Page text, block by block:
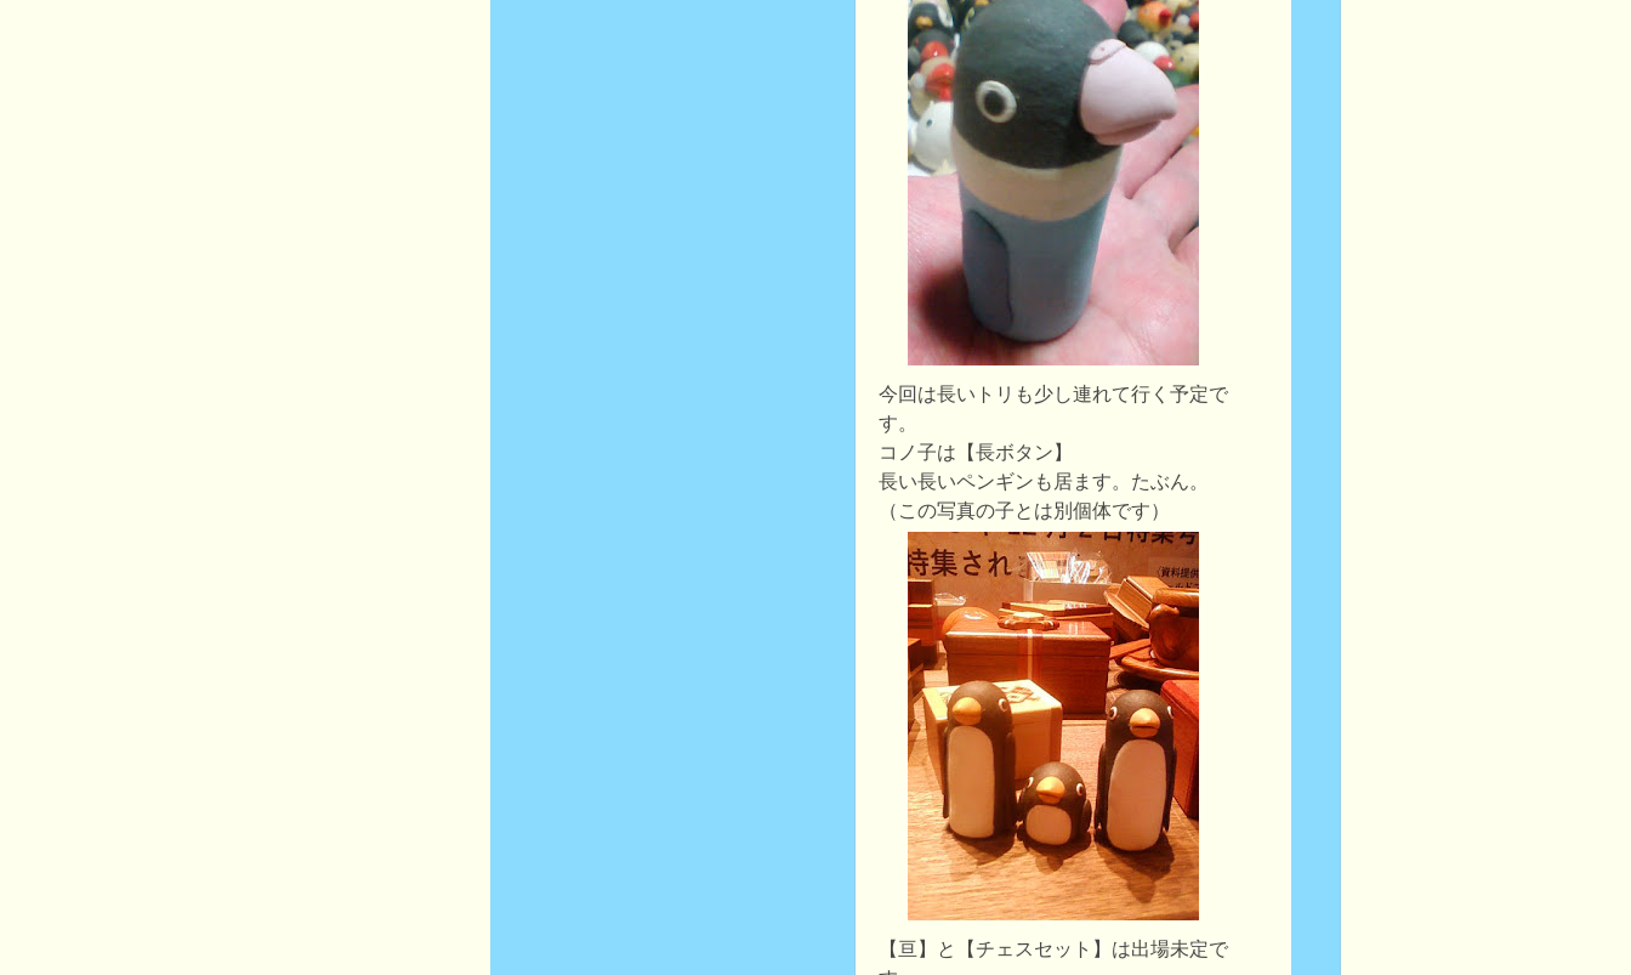
今回は長いトリも少し連れて行く予定で
す。
コノ子は【長ボタン】
長い長いペンギンも居ます。たぶん。
（この写真の子とは別個体です）
【亘】と【チェスセット】は出場未定で